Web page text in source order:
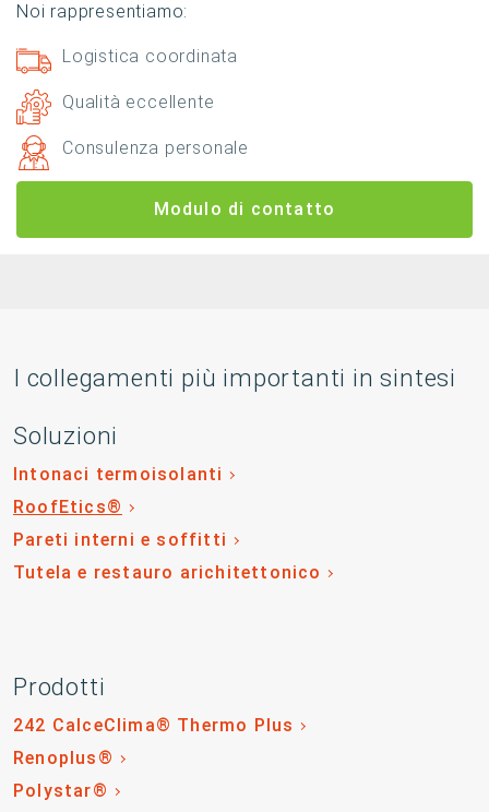
Noi rappresentiamo:
Logistica coordinata
Qualità eccellente
Consulenza personale
Modulo di contatto
I collegamenti più importanti in sintesi
Soluzioni
Intonaci termoisolanti
RoofEtics®
Pareti interni e soffitti
Tutela e restauro arichitettonico
Prodotti
242 CalceClima® Thermo Plus
Renoplus®
Polystar®